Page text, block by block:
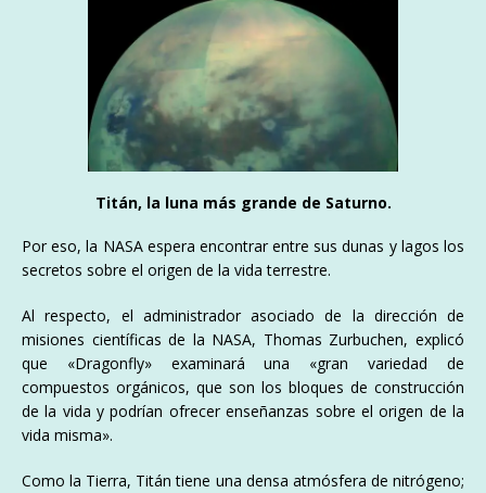
Titán, la luna más grande de Saturno.
Por eso, la NASA espera encontrar entre sus dunas y lagos los
secretos sobre el origen de la vida terrestre.
Al respecto, el administrador asociado de la dirección de
misiones científicas de la NASA, Thomas Zurbuchen, explicó
que «Dragonfly» examinará una «gran variedad de
compuestos orgánicos, que son los bloques de construcción
de la vida y podrían ofrecer enseñanzas sobre el origen de la
vida misma».
Como la Tierra, Titán tiene una densa atmósfera de nitrógeno;